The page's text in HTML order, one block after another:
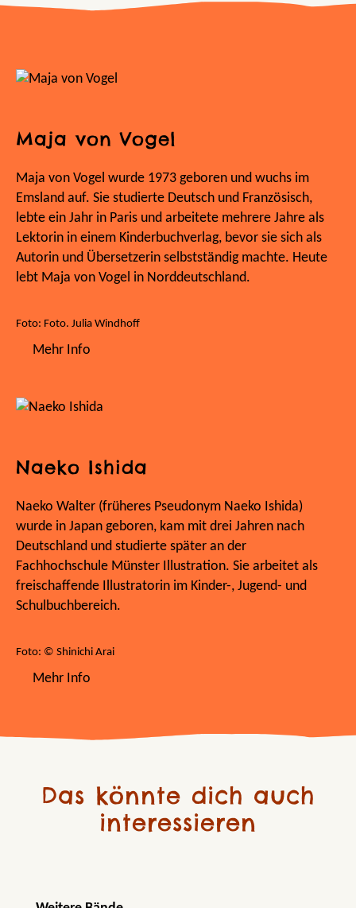
Maja von Vogel
Maja von Vogel wurde 1973 geboren und wuchs im
Emsland auf. Sie studierte Deutsch und Französisch,
lebte ein Jahr in Paris und arbeitete mehrere Jahre als
Lektorin in einem Kinderbuchverlag, bevor sie sich als
Autorin und Übersetzerin selbstständig machte. Heute
lebt Maja von Vogel in Norddeutschland.
Foto: Foto. Julia Windhoff
Mehr Info
Naeko Ishida
Naeko Walter (früheres Pseudonym Naeko Ishida)
wurde in Japan geboren, kam mit drei Jahren nach
Deutschland und studierte später an der
Fachhochschule Münster Illustration. Sie arbeitet als
freischaffende Illustratorin im Kinder-, Jugend- und
Schulbuchbereich.
Foto: © Shinichi Arai
Mehr Info
Das könnte dich auch
interessieren